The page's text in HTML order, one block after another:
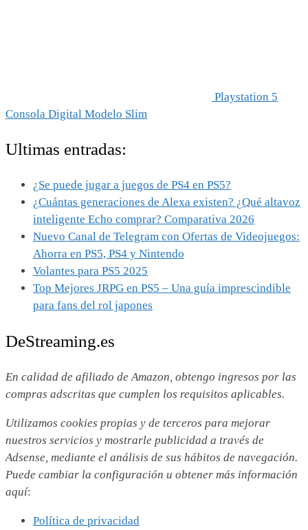
Playstation 5
Consola Digital Modelo Slim
Ultimas entradas:
¿Se puede jugar a juegos de PS4 en PS5?
¿Cuántas generaciones de Alexa existen? ¿Qué altavoz
inteligente Echo comprar? Comparativa 2026
Nuevo Canal de Telegram con Ofertas de Videojuegos:
Ahorra en PS5, PS4 y Nintendo
Volantes para PS5 2025
Top Mejores JRPG en PS5 – Una guía imprescindible
para fans del rol japones
DeStreaming.es
En calidad de afiliado de Amazon, obtengo ingresos por las
compras adscritas que cumplen los requisitos aplicables.
Utilizamos cookies propias y de terceros para mejorar
nuestros servicios y mostrarle publicidad a través de
Adsense, mediante el análisis de sus hábitos de navegación.
Puede cambiar la configuración u obtener más información
aquí:
Política de privacidad